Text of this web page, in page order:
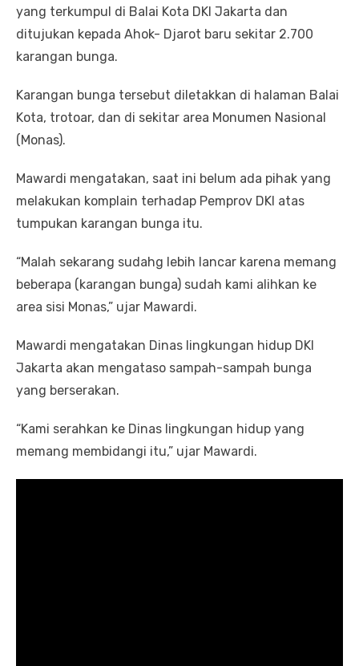
yang terkumpul di Balai Kota DKI Jakarta dan
ditujukan kepada Ahok- Djarot baru sekitar 2.700
karangan bunga.
Karangan bunga tersebut diletakkan di halaman Balai
Kota, trotoar, dan di sekitar area Monumen Nasional
(Monas).
Mawardi mengatakan, saat ini belum ada pihak yang
melakukan komplain terhadap Pemprov DKI atas
tumpukan karangan bunga itu.
“Malah sekarang sudahg lebih lancar karena memang
beberapa (karangan bunga) sudah kami alihkan ke
area sisi Monas,” ujar Mawardi.
Mawardi mengatakan Dinas lingkungan hidup DKI
Jakarta akan mengataso sampah-sampah bunga
yang berserakan.
“Kami serahkan ke Dinas lingkungan hidup yang
memang membidangi itu,” ujar Mawardi.